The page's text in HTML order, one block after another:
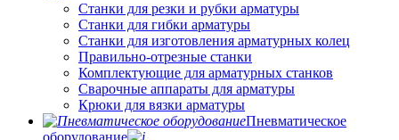
Станки для резки и рубки арматуры
Станки для гибки арматуры
Станки для изготовления арматурных колец
Правильно-отрезные станки
Комплектующие для арматурных станков
Сварочные аппараты для арматуры
Крюки для вязки арматуры
Пневматическое
оборудование